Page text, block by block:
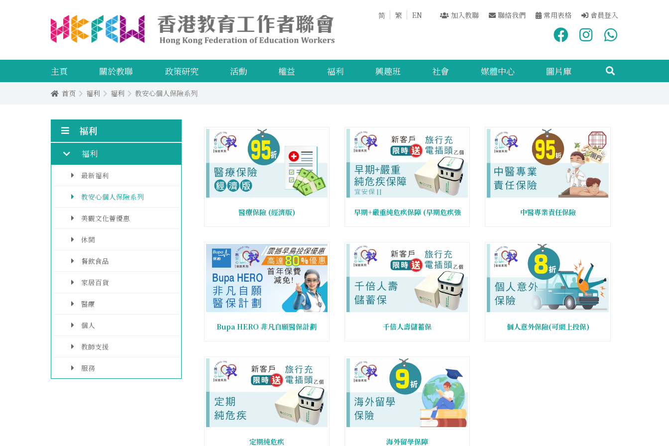
简 繁 EN 加入教聯 聯絡我們 常用表格 會員登入
主頁 關於教聯 政策研究 活動 權益 福利 興趣班 社會 媒體中心 圖片庫
首页 福利 福利 教安心個人保險系列
福利
福利
最新福利
教安心個人保險系列
美觀文化薈優惠
休閒
餐飲食品
家居百貨
醫療
個人
教師支援
服務
醫療保險 (經濟版)
早期+嚴重純危疾保障 (早期危疾強
中醫專業責任保險
Bupa HERO 非凡自願醫保計劃 千倍人壽儲蓄保 個人意外保險(可網上投保)
定期純危疾 海外留學保障